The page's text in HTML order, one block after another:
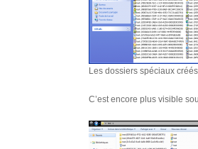
Les dossiers spéciaux
C’est encore plus visible